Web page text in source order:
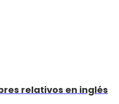
relativos en inglés